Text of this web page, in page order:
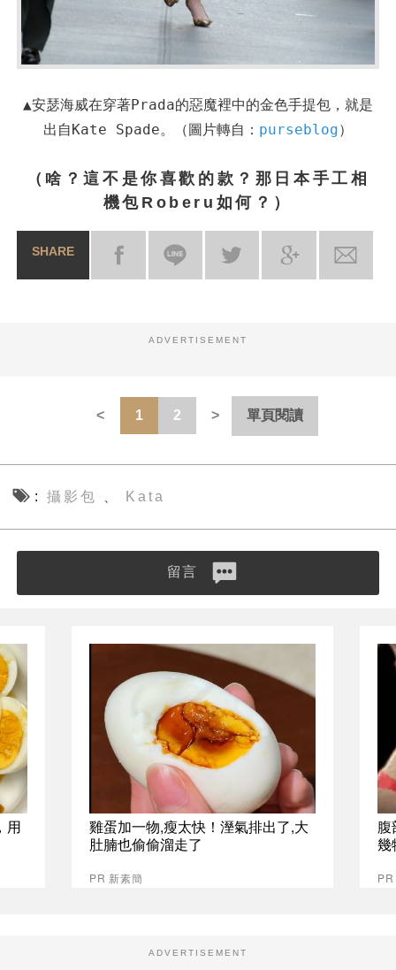
▲安瑟海威在穿著Prada的惡魔裡中的金色手提包，就是
出自Kate Spade。（圖片轉自： purseblog）
（啥？這不是你喜歡的款？那日本手工相
機包Roberu如何？）
SHARE
ADVERTISEMENT
1 2 單頁閱讀
攝影包 、 Kata
留言
用
雞蛋加一物,瘦太快！溼氣排出了,大
肚腩也偷偷溜走了
PR 新素簡
腹
幾
ADVERTISEMENT